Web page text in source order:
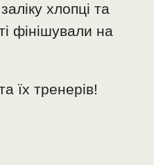
хлопці та
фінішували на
їх тренерів!